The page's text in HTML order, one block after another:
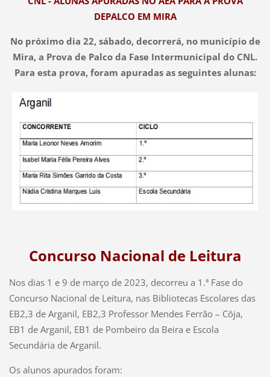
DEPALCO EM MIRA
No próximo dia 22, sábado, decorrerá, no município de
Mira, a Prova de Palco da Fase Intermunicipal do CNL.
Para esta prova, foram apuradas as seguintes alunas:
Concurso Nacional de Leitura
Nos dias 1 e 9 de março de 2023, decorreu a 1.ª Fase do
Concurso Nacional de Leitura, nas Bibliotecas Escolares das
EB2,3 de Arganil, EB2,3 Professor Mendes Ferrão – Côja,
EB1 de Arganil, EB1 de Pombeiro da Beira e Escola
Secundária de Arganil.
Os alunos apurados foram: